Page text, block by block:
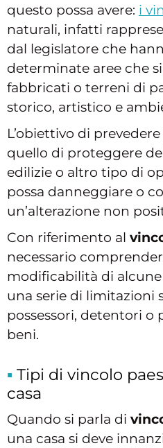
questo possa avere: i
naturali, infatti
dal legislatore che
determinate aree che
fabbricati o terreni di
storico, artistico e
L’obiettivo di
quello di proteggere
edilizie o altro tipo di
possa danneggiare o
un’alterazione non
Con riferimento al
necessario
modificabilità di
una serie di limitazioni
possessori, detentori
beni.
Tipi di vincolo
casa
Quando si parla di
una casa si deve